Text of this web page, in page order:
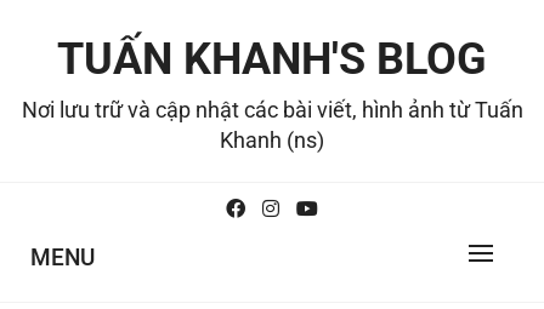
TUẤN KHANH'S BLOG
Nơi lưu trữ và cập nhật các bài viết, hình ảnh từ Tuấn
Khanh (ns)
MENU